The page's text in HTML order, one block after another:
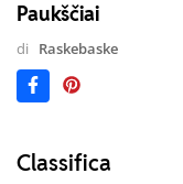
Paukščiai
di
Raskebaske
Classifica